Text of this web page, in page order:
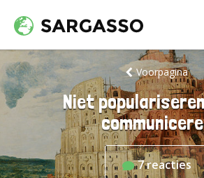
Voorpagina
Niet
7reacties